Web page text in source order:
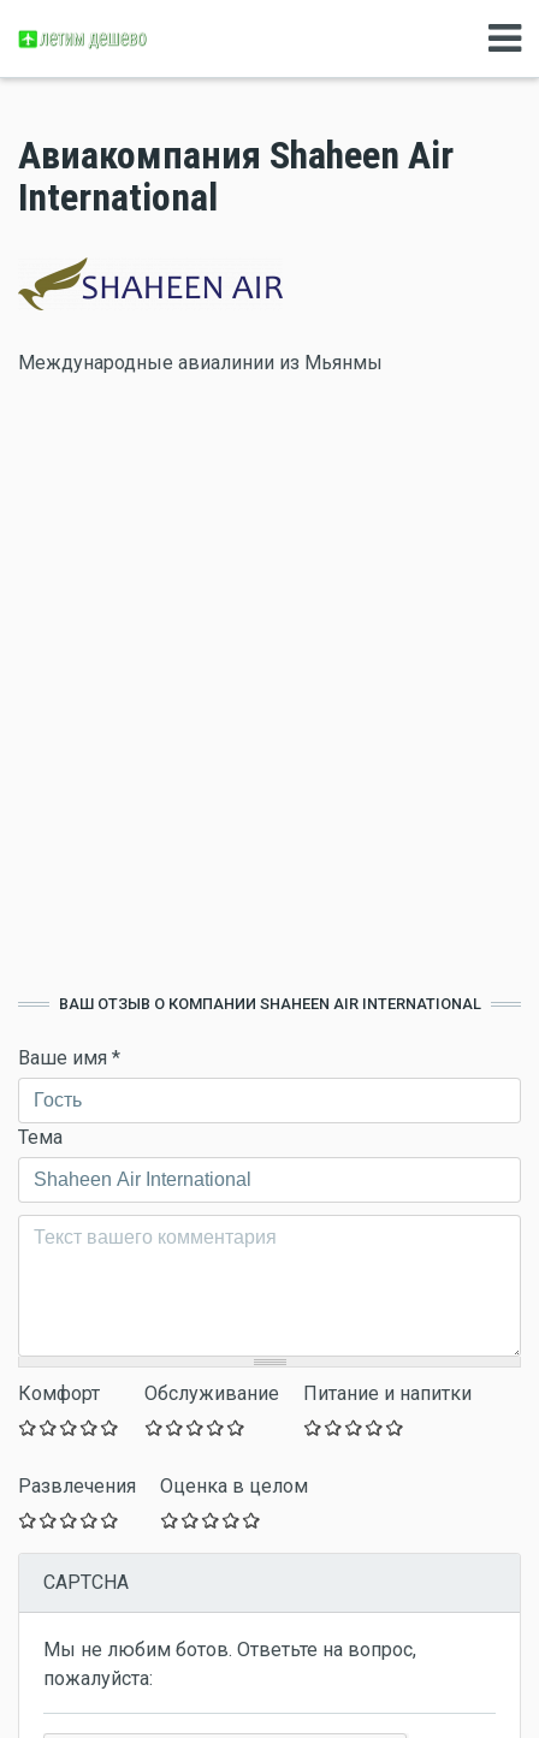
Авиакомпания Shaheen Air
International
Международные авиалинии из Мьянмы
ВАШ ОТЗЫВ О КОМПАНИИ SHAHEEN AIR INTERNATIONAL
Ваше имя *
Тема
Комментарий*
Комфорт Обслуживание Питание и напитки
Развлечения Оценка в целом
CAPTCHA
Мы не любим ботов. Ответьте на вопрос,
пожалуйста: